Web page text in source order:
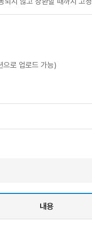
로 업로드 가능)
내용